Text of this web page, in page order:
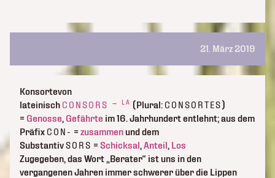
21. März 2019
Konsortevon
lateinisch CONSORS → LA (Plural: CONSORTES )
= Genosse, Gefährte im 16. Jahrhundert entlehnt; aus dem
Präfix CON- = zusammen und dem
Substantiv SORS = Schicksal ,Anteil , Los
Zugegeben, das Wort „Berater“ ist uns in den
vergangenen Jahren immer schwerer über die Lippen